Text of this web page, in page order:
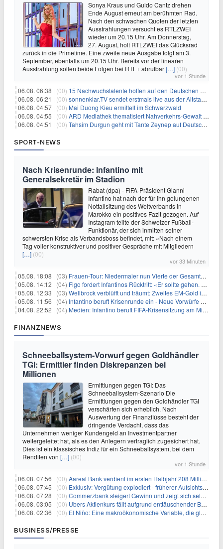
Sonya Kraus und Guido Cantz drehen
Ende August erneut am berühmten Rad.
Nach den schwachen Quoten der letzten
Ausstrahlungen versucht es RTLZWEI
wieder um 20.15 Uhr. Am Donnerstag,
27. August, holt RTLZWEI das Glücksrad
zurück in die Primetime. Eine zweite neue Ausgabe folgt am 3.
September, ebenfalls um 20.15 Uhr. Bereits vor der linearen
Ausstrahlung sollen beide Folgen bei RTL+ abrufbar[…] (00)
vor 1 Stunde
06.08. 06:38 | (00) 15 Nachwuchstalente hoffen auf den Deutschen Radiopreis
06.08. 06:21 | (00) sonnenklar.TV sendet erstmals live aus der Altstadt von Side
06.08. 04:57 | (00) Mai Duong Kieu ermittelt im Schwarzwald
06.08. 04:55 | (00) ARD Mediathek thematisiert Nahverkehrs-Gewalt und Soldatinnen
06.08. 04:51 | (00) Tahsim Durgun geht mit Tante Zeynep auf Deutschlandreise
SPORT-NEWS
Nach Krisenrunde: Infantino mit
Generalsekretär im Stadion
Rabat (dpa) - FIFA-Präsident Gianni
Infantino hat nach der für ihn gelungenen
Notfallsitzung des Weltverbands in
Marokko ein positives Fazit gezogen. Auf
Instagram teilte der Schweizer Fußball-
Funktionär, der sich inmitten seiner
schwersten Krise als Verbandsboss befindet, mit: «Nach einem
Tag voller konstruktiver und positiver Gespräche mit Mitgliedern
[…] (00)
vor 33 Minuten
05.08. 18:08 | (03) Frauen-Tour: Niedermaier nun Vierte der Gesamtwertung
05.08. 14:12 | (04) Figo fordert Infantinos Rücktritt: «Er sollte gehen. Jetzt»
05.08. 12:33 | (03) Wellbrock verblüfft und träumt: Zweites EM-Gold in Paris
05.08. 11:56 | (04) Infantino beruft Krisenrunde ein - Neue Vorwürfe gegen FIFA
04.08. 22:52 | (04) Medien: Infantino beruft FIFA-Krisensitzung am Mittwoch ein
FINANZNEWS
Schneeballsystem-Vorwurf gegen Goldhändler
TGI: Ermittler finden Diskrepanzen bei
Millionen
Ermittlungen gegen TGI: Das
Schneeballsystem-Szenario Die
Ermittlungen gegen den Goldhändler TGI
verschärfen sich erheblich. Nach
Auswertung der Finanzflüsse besteht der
dringende Verdacht, dass das
Unternehmen weniger Kundengeld an Investmentpartner
weitergeleitet hat, als es den Anlegern vertraglich zugesichert hat.
Dies ist ein klassisches Indiz für ein Schneeballsystem, bei dem
Renditen von […] (00)
vor 1 Stunde
06.08. 07:56 | (00) Aareal Bank verdient im ersten Halbjahr 208 Millionen Euro
06.08. 07:45 | (00) Exklusiv: Vergütung explodiert - früherer Aufsichtsratschef gibt aus Protest Ehrentitel ab
06.08. 07:28 | (00) Commerzbank steigert Gewinn und zeigt sich selbstbewusst gegenüber Unicredit
06.08. 03:05 | (00) Ubers Aktienkurs fällt aufgrund enttäuschender Buchungsprognose
06.08. 02:36 | (00) El Niño: Eine makroökonomische Variable, die globale Wirtschaftslandschaften umgestaltet
BUSINESS/PRESSE